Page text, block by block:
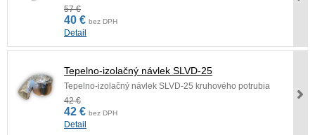
57 €
40 € bez DPH
Detail
Tepelno-izolačný návlek SLVD-25
Tepelno-izolačný návlek SLVD-25 kruhového potrubia
42 €
42 € bez DPH
Detail